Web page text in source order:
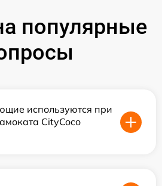
популярные
используются при
CityCoco